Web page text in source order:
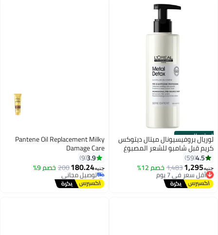
الستور الرسمي
لوريال بروفيسيونال ميتال ديتوكس
كريم قبل شامبو للشعر المصبوغ
والمتكسر - ٢٥٠ مل
4.5
59
جنيه1,295
1,483خصم 12% أقل سعر في 7 يوم
توصيل مجاني
أقل سعر في 7 يوم
Pantene Oil Replacement Milky
Damage Care
3.9
9
جنيه180.24
200 خصم 9%
#6 في منعمات الشعر
أقل سعر في 30 يوم
توصيل مجاني
#6 في منعمات الشعر